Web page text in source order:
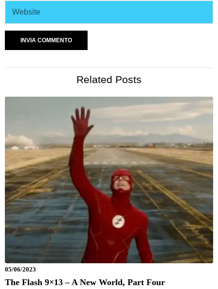
Related Posts
05/06/2023
The Flash 9×13 – A New World, Part Four